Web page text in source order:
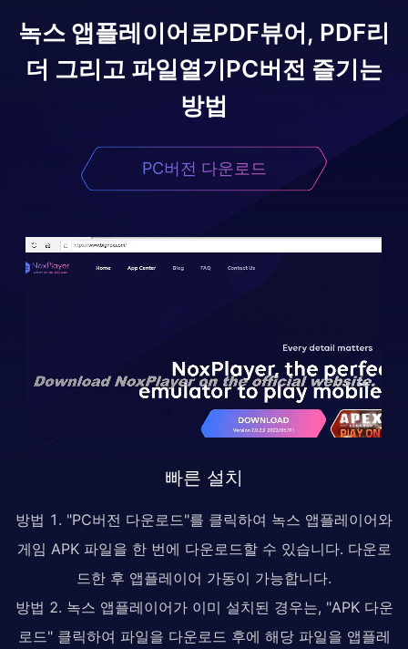
녹스 앱플레이어로PDF뷰어, PDF리
더 그리고 파일열기PC버전 즐기는
방법
PC버전 다운로드
빠른 설치
방법 1. "PC버전 다운로드"를 클릭하여 녹스 앱플레이어와
게임 APK 파일을 한 번에 다운로드할 수 있습니다. 다운로
드한 후 앱플레이어 가동이 가능합니다.
방법 2. 녹스 앱플레이어가 이미 설치된 경우는, "APK 다운
로드" 클릭하여 파일을 다운로드 후에 해당 파일을 앱플레